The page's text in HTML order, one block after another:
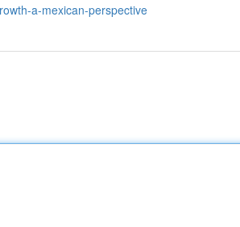
a-mexican-perspective